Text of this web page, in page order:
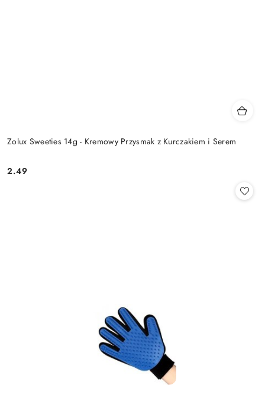
Zolux Sweeties 14g - Kremowy Przysmak z Kurczakiem i Serem
Cena:
2.49